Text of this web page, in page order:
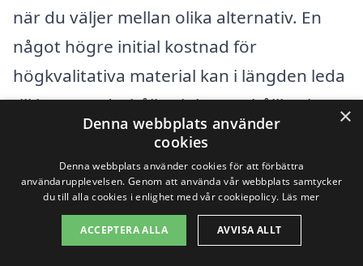
när du väljer mellan olika alternativ. En
något högre initial kostnad för
högkvalitativa material kan i längden leda
till lägre underhåll och längre hållbarhet.
Genom att ta hänsyn till alla dessa
faktorer kan du göra ett mer informerat
val och säkerställa att din takrenovering
blir både kostnadseffektiv och hållbar.
×
Denna webbplats använder
cookies
Denna webbplats använder cookies för att förbättra
användarupplevelsen. Genom att använda vår webbplats samtycker
du till alla cookies i enlighet med vår cookiepolicy. Läs mer
ACCEPTERA ALLA AVVISA ALLT